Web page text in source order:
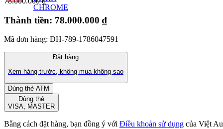
Thành tiền: 78.000.000 ₫
Mã đơn hàng: DH-789-1786047591
Đặt hàng
Xem hàng trước, không mua không sao
Dùng thẻ ATM
Dùng thẻ
VISA, MASTER
Bằng cách đặt hàng, bạn đồng ý với Điều khoản sử dụng của Việt